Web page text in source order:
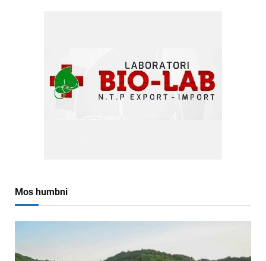
Mos humbni